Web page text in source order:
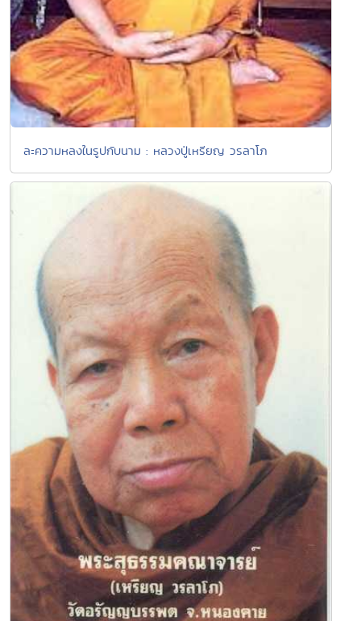
ละความหลงในรูปกับนาม : หลวงปู่เหรียญ วรลาโภ